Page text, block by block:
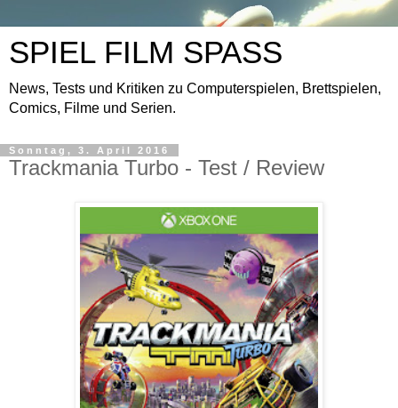
SPIEL FILM SPASS
News, Tests und Kritiken zu Computerspielen, Brettspielen,
Comics, Filme und Serien.
Sonntag, 3. April 2016
Trackmania Turbo - Test / Review